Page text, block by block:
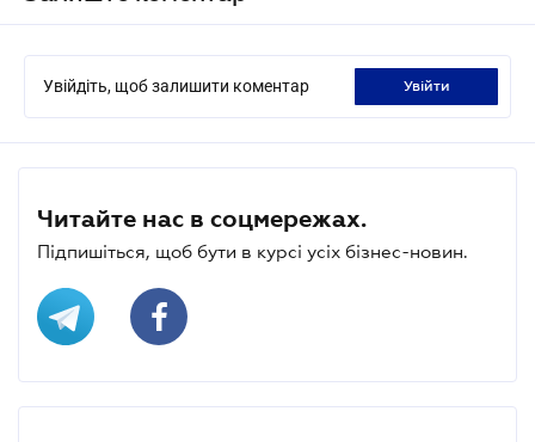
Увійдіть, щоб залишити коментар увійти
Читайте нас в соцмережах.
Підпишіться, щоб бути в курсі усіх бізнес-новин.